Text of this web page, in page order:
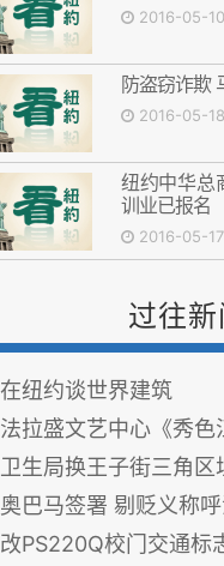
2016-05-10
防盗窃诈欺
2016-05-18
纽约中华总
训业已报名
2016-05-17
过往新
在纽约谈世界建筑
法拉盛文艺中心《秀色
卫生局换王子街三角区
奥巴马签署 剔贬义称
改PS220Q校门交通标